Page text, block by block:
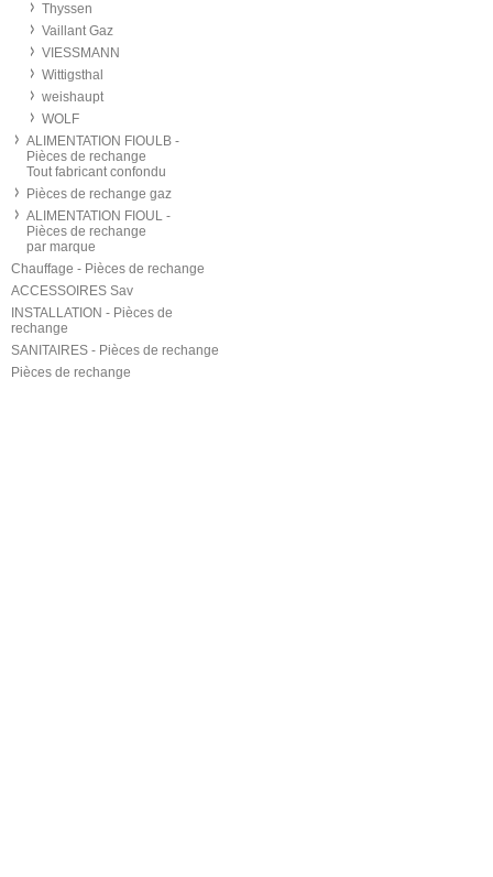
Thyssen
Vaillant Gaz
VIESSMANN
Wittigsthal
weishaupt
WOLF
ALIMENTATION FIOULB -
Pièces de rechange
Tout fabricant confondu
Pièces de rechange gaz
ALIMENTATION FIOUL -
Pièces de rechange
par marque
Chauffage - Pièces de rechange
ACCESSOIRES Sav
INSTALLATION - Pièces de
rechange
SANITAIRES - Pièces de rechange
Pièces de rechange